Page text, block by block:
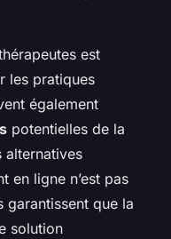
est
les pratiques
également
potentielles de la
alternatives
en ligne n’est pas
garantissent que la
solution